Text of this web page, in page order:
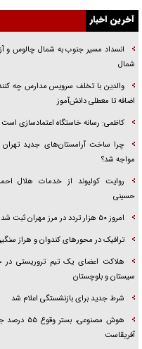
راهبرد غافلگیری با نسل جدید پهپاد‌ها
جنجال پزشکان تقلبی در صنعت زیبایی
یهودی‌ها در ادبیات داستانی اروپا؛ از شکسپیر
دیکنز
گفت‌وگو با خواهر یکی از شهدای جنگ
خواهرم فرمانده جهادی و اهل خدمت بی‌منت بود
جزئیات شکنجه‌هایم فراتر از آن است که در بیان
آخرین اخبار
انسداد مسیر جنوب به شمال چالوس و
اضافه تا معطلی دانش‌آموز
چرا ساخت آرامستان‌های جدید تهران
حسینی
سیستان و بلوچستان